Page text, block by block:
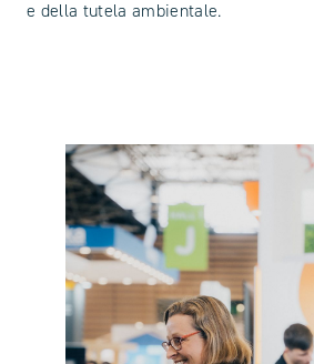
e della tutela ambientale.